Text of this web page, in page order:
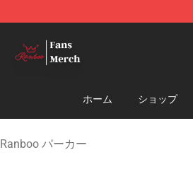
ホーム ショップ
Ranboo パーカー